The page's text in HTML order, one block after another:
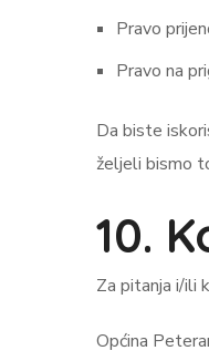
Pravo
Pravo na
Da biste
željeli bismo
10.
Za pitanja i/ili
Općina